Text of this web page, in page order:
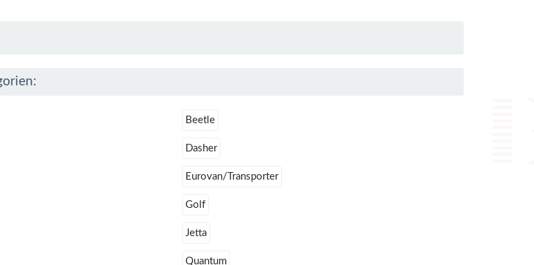
Beetle
Dasher
Eurovan/Transporter
Golf
Jetta
Quantum